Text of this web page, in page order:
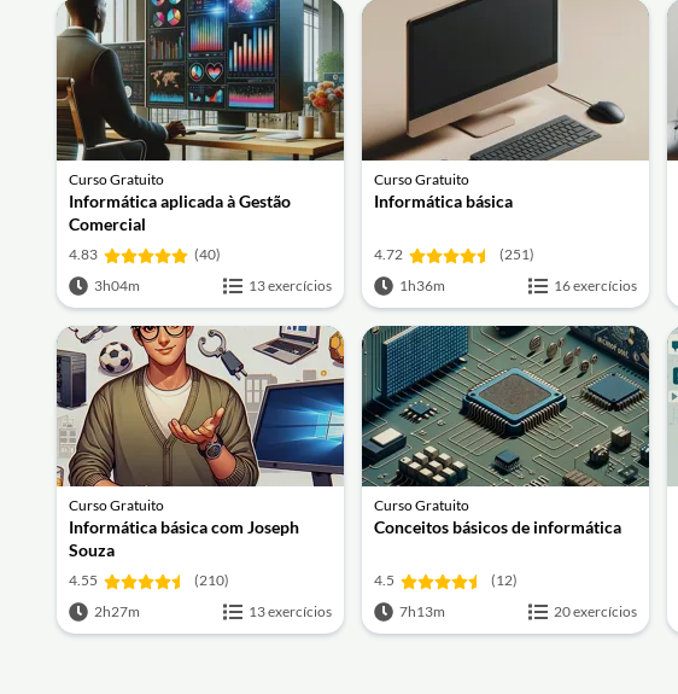
Curso Gratuito
Informática aplicada à Gestão
Comercial
4.83
(40)
3h04m
13 exercícios
Curso Gratuito
Informática básica
4.72
(251)
1h36m
16 exercícios
Curso Gratuito
Informática básica com Joseph
Souza
4.55
(210)
2h27m
13 exercícios
Curso Gratuito
Conceitos básicos de informática
4.5
(12)
7h13m
20 exercícios